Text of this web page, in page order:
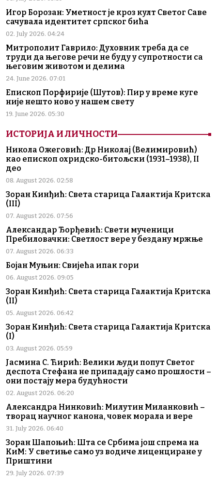
Игор Борозан: Уметност је кроз култ Светог Саве
сачувала идентитет српског бића
02. July 2026. 04:24
Митрополит Гаврило: Духовник треба да се
труди да његове речи не буду у супротности са
његовим животом и делима
24. June 2026. 07:01
Епископ Порфирије (Шутов): Пир у време куге
није нешто ново у нашем свету
19. June 2026. 05:30
ИСТОРИЈА И ЛИЧНОСТИ
Никола Ожеговић: Др Николај (Велимировић)
као епископ охридско-битољски (1931–1938), II
део
08. August 2026. 02:58
Зоран Кинђић: Света старица Галактија Критска
(III)
07. August 2026. 07:56
Александар Ђорђевић: Свети мученици
Пребиловачки: Светлост вере у бездану мржње
07. August 2026. 06:33
Бојан Муњин: Свијећа ипак гори
06. August 2026. 09:05
Зоран Кинђић: Света старица Галактија Критска
(II)
05. August 2026. 06:42
Зоран Кинђић: Света старица Галактија Критска
(I)
03. August 2026. 05:59
Јасмина С. Ћирић: Велики људи попут Светог
деспота Стефана не припадају само прошлости –
они постају мера будућности
02. August 2026. 06:20
Александра Нинковић: Милутин Миланковић –
творац научног канона, човек морала и вере
31. July 2026. 06:40
Зоран Шапоњић: Шта се Србима још спрема на
КиМ: У светиње само уз водиче лиценциране у
Приштини
29. July 2026. 07:39